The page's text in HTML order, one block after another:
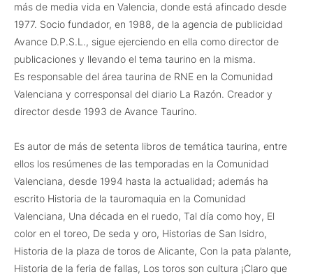
más de media vida en Valencia, donde está afincado desde
1977. Socio fundador, en 1988, de la agencia de publicidad
Avance D.P.S.L., sigue ejerciendo en ella como director de
publicaciones y llevando el tema taurino en la misma.
Es responsable del área taurina de RNE en la Comunidad
Valenciana y corresponsal del diario La Razón. Creador y
director desde 1993 de Avance Taurino.
Es autor de más de setenta libros de temática taurina, entre
ellos los resúmenes de las temporadas en la Comunidad
Valenciana, desde 1994 hasta la actualidad; además ha
escrito Historia de la tauromaquia en la Comunidad
Valenciana, Una década en el ruedo, Tal día como hoy, El
color en el toreo, De seda y oro, Historias de San Isidro,
Historia de la plaza de toros de Alicante, Con la pata p’alante,
Historia de la feria de fallas, Los toros son cultura ¡Claro que